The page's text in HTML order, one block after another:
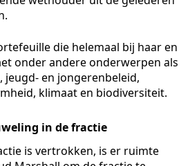
die helemaal bij haar en
onder andere onderwerpen als
en jongerenbeleid,
klimaat en biodiversiteit.
in de fractie
is vertrokken, is er ruimte